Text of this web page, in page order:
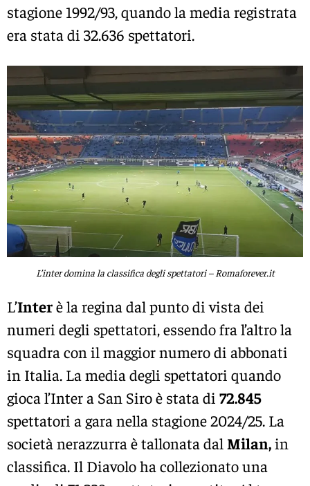
stagione 1992/93, quando la media registrata
era stata di 32.636 spettatori.
L’inter domina la classifica degli spettatori – Romaforever.it
L’Interè la regina dal punto di vista dei
numeri degli spettatori, essendo fra l’altro la
squadra con il maggior numero di abbonati
in Italia. La media degli spettatori quando
gioca l’Inter a San Siro è stata di 72.845
spettatori a gara nella stagione 2024/25. La
società nerazzurra è tallonata dal Milan,in
classifica. Il Diavolo ha collezionato una